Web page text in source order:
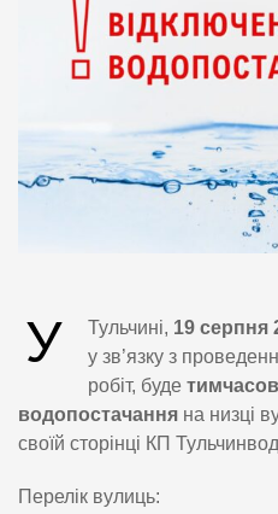
У Тульчині, 19 серпня
у зв’язку з
робіт, буде
водопостачання на низці
своїй сторінці КП
Перелік вулиць: